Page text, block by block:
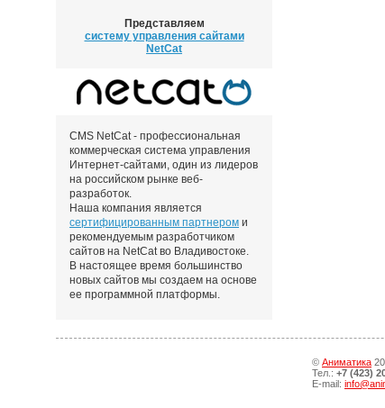
Представляем
систему управления сайтами
NetCat
CMS NetCat - профессиональная
коммерческая система управления
Интернет-сайтами, один из лидеров
на российском рынке веб-
разработок.
Наша компания является
сертифицированным партнером и
рекомендуемым разработчиком
сайтов на NetCat во Владивостоке.
В настоящее время большинство
новых сайтов мы создаем на основе
ее программной платформы.
© Аниматика
Тел.: +7 (423)
E-mail: